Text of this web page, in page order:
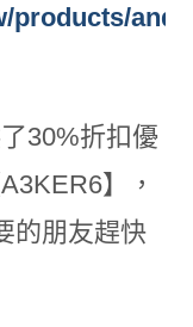
products/
30%折扣優
】，
的朋友趕快